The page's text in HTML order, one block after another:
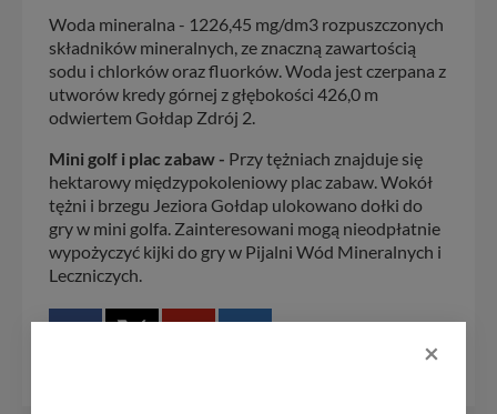
Woda mineralna - 1226,45 mg/dm3 rozpuszczonych
składników mineralnych, ze znaczną zawartością
sodu i chlorków oraz fluorków. Woda jest czerpana z
utworów kredy górnej z głębokości 426,0 m
odwiertem Gołdap Zdrój 2.
Mini golf i plac zabaw - Przy tężniach znajduje się
hektarowy międzypokoleniowy plac zabaw. Wokół
tężni i brzegu Jeziora Gołdap ulokowano dołki do
gry w mini golfa. Zainteresowani mogą nieodpłatnie
wypożyczyć kijki do gry w Pijalni Wód Mineralnych i
Leczniczych.
×